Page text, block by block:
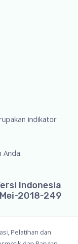
indikator
Anda.
Indonesia
2018-249
Pelatihan dan